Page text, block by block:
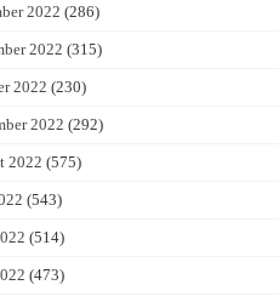
2022 (286)
2022 (315)
2022 (230)
2022 (292)
2022 (575)
(543)
(514)
(473)